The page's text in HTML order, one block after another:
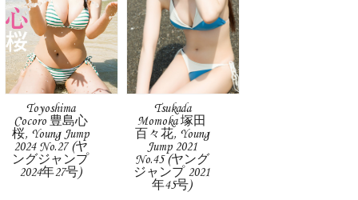
Toyoshima
Cocoro 豊島心
桜, Young Jump
2024 No.27 (ヤ
ングジャンプ
2024年27号)
Tsukada
Momoka 塚田
百々花, Young
Jump 2021
No.45 (ヤング
ジャンプ 2021
年45号)